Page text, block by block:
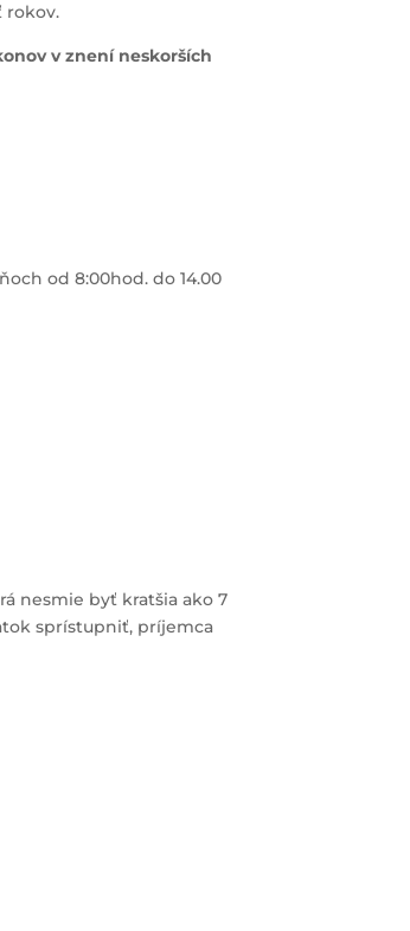
rokov.
v znení neskorších
od 8:00hod. do 14.00
nesmie byť kratšia ako 7
sprístupniť, príjemca